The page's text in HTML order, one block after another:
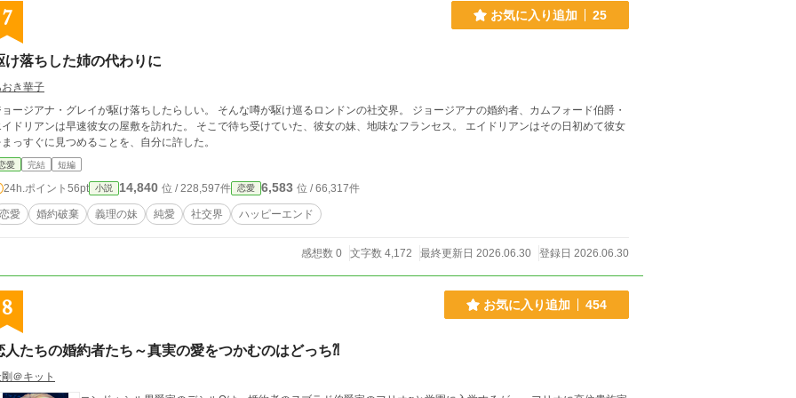
7 お気に入り追加 25
け落ちした姉の代わりに
き華子
ジアナ・グレイが駆け落ちしたらしい。 そんな噂が駆け巡るロンドンの社交界。 ジョージアナの婚約者、カムフォード伯爵・
リアンは早速彼女の屋敷を訪れた。 そこで待ち受けていた、彼女の妹、地味なフランセス。 エイドリアンはその日初めて彼女
まっすぐに見つめることを、自分に許した。
愛 完結 短編
24h.ポイント 56pt 小説 14,840 位 / 228,597件 恋愛 6,583 位 / 66,317件
恋愛 婚約破棄 義理の妹 純愛 社交界 ハッピーエンド
感想数 0 文字数 4,172 最終更新日 2026.06.30 登録日 2026.06.30
8 お気に入り追加 454
人たちの婚約者たち～真実の愛をつかむのはどっち⁈
＠キット